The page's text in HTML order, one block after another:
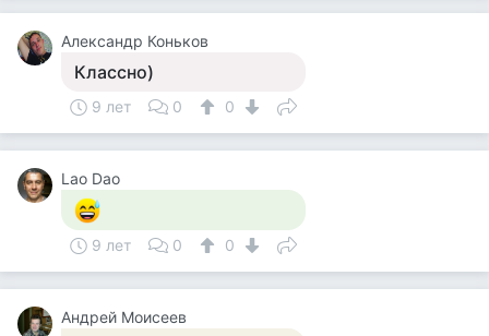
Александр Коньков
Классно)
9 лет 0 0
Lao Dao
9 лет 0 0
Андрей Моисеев